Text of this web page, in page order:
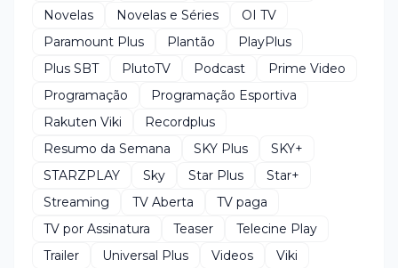
Novelas
Novelas e Séries
OI TV
Paramount Plus
Plantão
PlayPlus
Plus SBT
PlutoTV Podcast
Prime Video
Programação
Programação Esportiva
Rakuten Viki
Recordplus
Resumo da Semana
SKY Plus
SKY+
STARZPLAY
Sky Star Plus
Star+
Streaming
TV Aberta
TV paga
TV por Assinatura
Teaser
Telecine Play
Trailer
Universal Plus Videos
Viki